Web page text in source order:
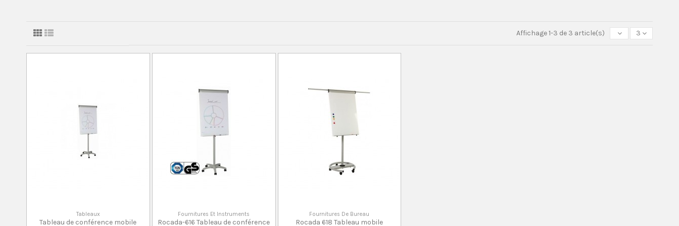
Affichage 1-3 de 3 article(s) 3
Tableaux
Tableau de conférence mobile
Fournitures Et Instruments
Rocada-616 Tableau de conférence
Fournitures De Bureau
Rocada 618 Tableau mobile